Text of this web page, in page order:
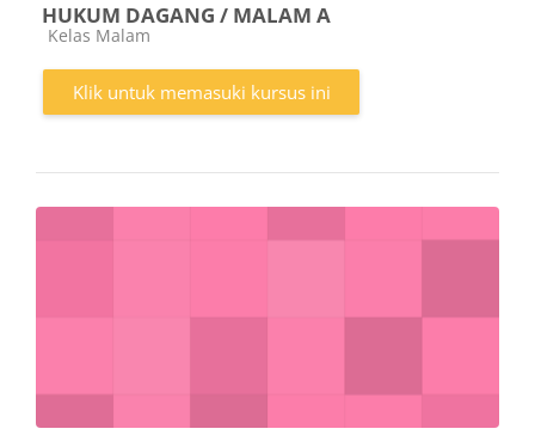
HUKUM DAGANG / MALAM A
Kategori kursus
Kelas Malam
Klik untuk memasuki kursus ini